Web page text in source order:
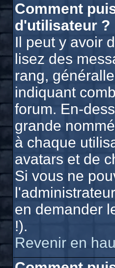
Comment
d'utilisateur ?
Il peut y avoir
lisez des
rang,
indiquant
forum. En-
grande
à chaque
avatars et de
Si vous ne
en demander
!).
Revenir en